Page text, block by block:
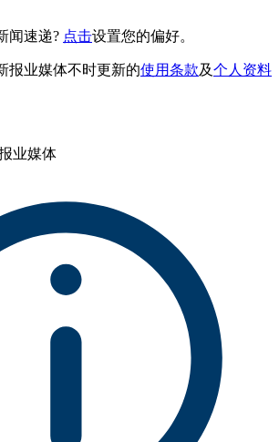
闻速递? 点击设置您的偏好。
报业媒体不时更新的使用条款及个人资料
业媒体